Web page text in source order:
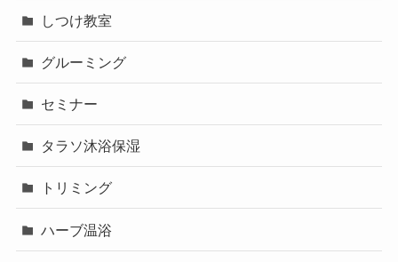
しつけ教室
グルーミング
セミナー
タラソ沐浴保湿
トリミング
ハーブ温浴